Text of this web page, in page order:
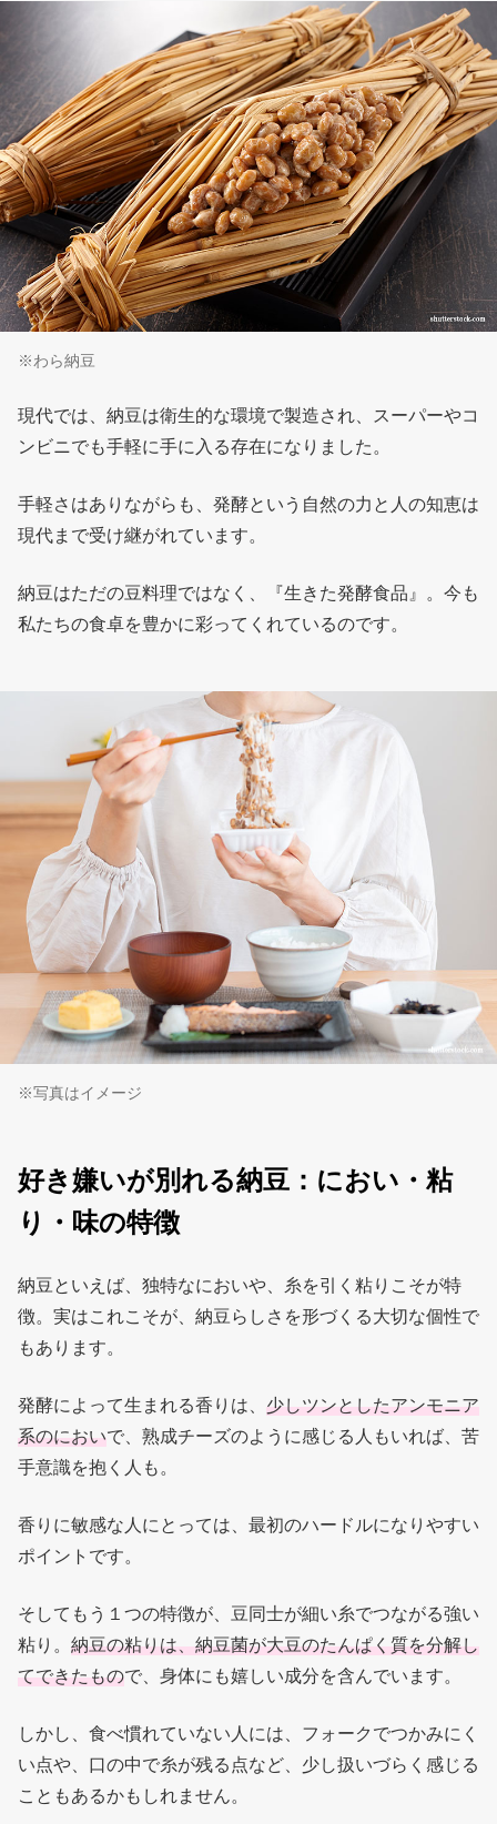
※わら納豆
現代では、納豆は衛生的な環境で製造され、スーパーやコ
ンビニでも手軽に手に入る存在になりました。
手軽さはありながらも、発酵という自然の力と人の知恵は
現代まで受け継がれています。
納豆はただの豆料理ではなく、『生きた発酵食品』。今も
私たちの食卓を豊かに彩ってくれているのです。
※写真はイメージ
好き嫌いが別れる納豆：におい・粘
り・味の特徴
納豆といえば、独特なにおいや、糸を引く粘りこそが特
徴。実はこれこそが、納豆らしさを形づくる大切な個性で
もあります。
発酵によって生まれる香りは、 少しツンとしたアンモニア
系のにおいで、熟成チーズのように感じる人もいれば、苦
手意識を抱く人も。
香りに敏感な人にとっては、最初のハードルになりやすい
ポイントです。
そしてもう１つの特徴が、豆同士が細い糸でつながる強い
粘り。 納豆の粘りは、納豆菌が大豆のたんぱく質を分解し
てできたもので、身体にも嬉しい成分を含んでいます。
しかし、食べ慣れていない人には、フォークでつかみにく
い点や、口の中で糸が残る点など、少し扱いづらく感じる
こともあるかもしれません。